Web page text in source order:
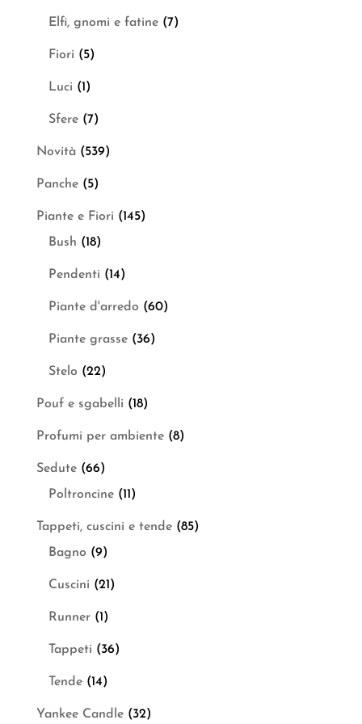
Elfi, gnomi e fatine (7)
Fiori (5)
Luci (1)
Sfere (7)
Novità (539)
Panche (5)
Piante e Fiori (145)
Bush (18)
Pendenti (14)
Piante d'arredo (60)
Piante grasse (36)
Stelo (22)
Pouf e sgabelli (18)
Profumi per ambiente (8)
Sedute (66)
Poltroncine (11)
Tappeti, cuscini e tende (85)
Bagno (9)
Cuscini (21)
Runner (1)
Tappeti (36)
Tende (14)
Yankee Candle (32)